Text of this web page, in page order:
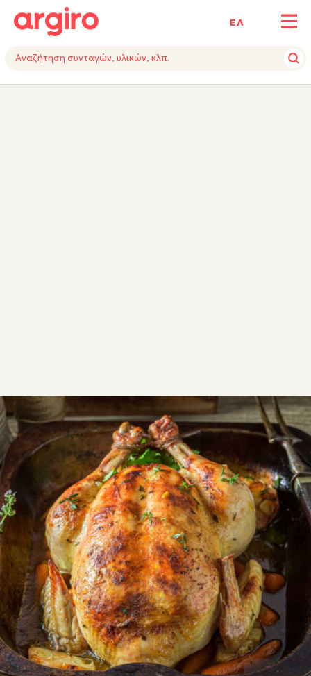
ΕΛ
ΥΛΙΚΑΕΚΤΕΛΕΣΗTIPSΕΞΟΠΛΙΣΜΟΣ
ΣΥΝΤΑΓΕΣ ΑΛΜΥΡΑ ΚΟΤΟΠΟΥΛΟ
Τραγανό κοτόπουλο φούρνου με
λεμονάτη σάλτσα
Συνταγή για ολόκληρο κοτόπουλο στο φούρνο με
ζουμερή σάλτσα για κοτόπουλο στο φούρνο. Απλή
εκτέλεση και πλούσια γεύση.
Εύκολη 0:55
4 10 λεπτά 45 λεπτά